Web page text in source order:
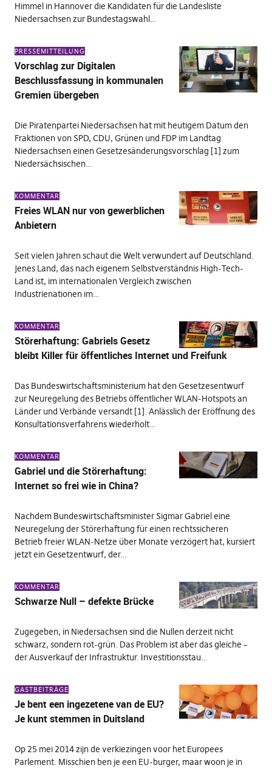
Himmel in Hannover die Kandidaten für die Landesliste
Niedersachsen zur Bundestagswahl…
PRESSEMITTEILUNG
Vorschlag zur Digitalen
Beschlussfassung in kommunalen
Gremien übergeben
Die Piratenpartei Niedersachsen hat mit heutigem Datum den
Fraktionen von SPD, CDU, Grünen und FDP im Landtag
Niedersachsen einen Gesetzesänderungsvorschlag [1] zum
Niedersächsischen…
KOMMENTAR
Freies WLAN nur von gewerblichen
Anbietern
Seit vielen Jahren schaut die Welt verwundert auf Deutschland.
Jenes Land, das nach eigenem Selbstverständnis High-Tech-
Land ist, im internationalen Vergleich zwischen
Industrienationen im…
KOMMENTAR
Störerhaftung: Gabriels Gesetz
bleibt Killer für öffentliches Internet und Freifunk
Das Bundeswirtschaftsministerium hat den Gesetzesentwurf
zur Neuregelung des Betriebs öffentlicher WLAN-Hotspots an
Länder und Verbände versandt [1]. Anlässlich der Eröffnung des
Konsultationsverfahrens wiederholt…
KOMMENTAR
Gabriel und die Störerhaftung:
Internet so frei wie in China?
Nachdem Bundeswirtschaftsminister Sigmar Gabriel eine
Neuregelung der Störerhaftung für einen rechtssicheren
Betrieb freier WLAN-Netze über Monate verzögert hat, kursiert
jetzt ein Gesetzentwurf, der…
KOMMENTAR
Schwarze Null – defekte Brücke
Zugegeben, in Niedersachsen sind die Nullen derzeit nicht
schwarz, sondern rot-grün. Das Problem ist aber das gleiche –
der Ausverkauf der Infrastruktur. Investitionsstau…
GASTBEITRÄGE
Je bent een ingezetene van de EU?
Je kunt stemmen in Duitsland
Op 25 mei 2014 zijn de verkiezingen voor het Europees
Parlement. Misschien ben je een EU-burger, maar woon je in